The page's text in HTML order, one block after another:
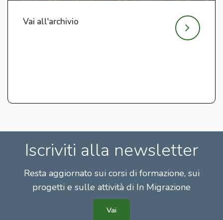
Vai all'archivio
Iscriviti alla newsletter
Resta aggiornato sui corsi di formazione, sui
progetti e sulle attività di In Migrazione
Vai